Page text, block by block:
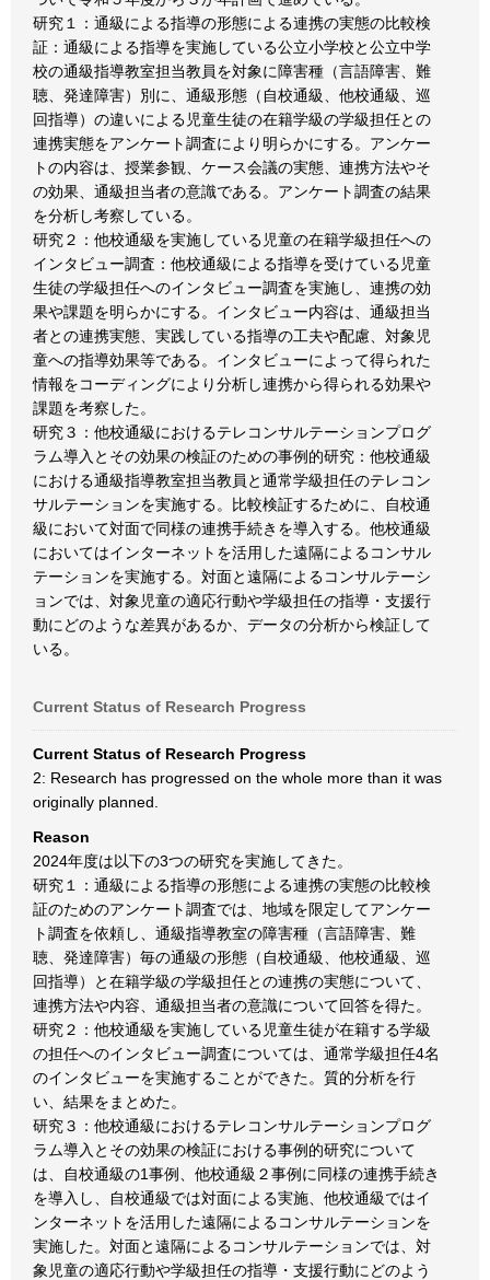
研究１：通級による指導の形態による連携の実態の比較検
証：通級による指導を実施している公立小学校と公立中学
校の通級指導教室担当教員を対象に障害種（言語障害、難
聴、発達障害）別に、通級形態（自校通級、他校通級、巡
回指導）の違いによる児童生徒の在籍学級の学級担任との
連携実態をアンケート調査により明らかにする。アンケー
トの内容は、授業参観、ケース会議の実態、連携方法やそ
の効果、通級担当者の意識である。アンケート調査の結果
を分析し考察している。
研究２：他校通級を実施している児童の在籍学級担任への
インタビュー調査：他校通級による指導を受けている児童
生徒の学級担任へのインタビュー調査を実施し、連携の効
果や課題を明らかにする。インタビュー内容は、通級担当
者との連携実態、実践している指導の工夫や配慮、対象児
童への指導効果等である。インタビューによって得られた
情報をコーディングにより分析し連携から得られる効果や
課題を考察した。
研究３：他校通級におけるテレコンサルテーションプログ
ラム導入とその効果の検証のための事例的研究：他校通級
における通級指導教室担当教員と通常学級担任のテレコン
サルテーションを実施する。比較検証するために、自校通
級において対面で同様の連携手続きを導入する。他校通級
においてはインターネットを活用した遠隔によるコンサル
テーションを実施する。対面と遠隔によるコンサルテーシ
ョンでは、対象児童の適応行動や学級担任の指導・支援行
動にどのような差異があるか、データの分析から検証して
いる。
Current Status of Research Progress
Current Status of Research Progress
2: Research has progressed on the whole more than it was
originally planned.
Reason
2024年度は以下の3つの研究を実施してきた。
研究１：通級による指導の形態による連携の実態の比較検
証のためのアンケート調査では、地域を限定してアンケー
ト調査を依頼し、通級指導教室の障害種（言語障害、難
聴、発達障害）毎の通級の形態（自校通級、他校通級、巡
回指導）と在籍学級の学級担任との連携の実態について、
連携方法や内容、通級担当者の意識について回答を得た。
研究２：他校通級を実施している児童生徒が在籍する学級
の担任へのインタビュー調査については、通常学級担任4名
のインタビューを実施することができた。質的分析を行
い、結果をまとめた。
研究３：他校通級におけるテレコンサルテーションプログ
ラム導入とその効果の検証における事例的研究について
は、自校通級の1事例、他校通級２事例に同様の連携手続き
を導入し、自校通級では対面による実施、他校通級ではイ
ンターネットを活用した遠隔によるコンサルテーションを
実施した。対面と遠隔によるコンサルテーションでは、対
象児童の適応行動や学級担任の指導・支援行動にどのよう